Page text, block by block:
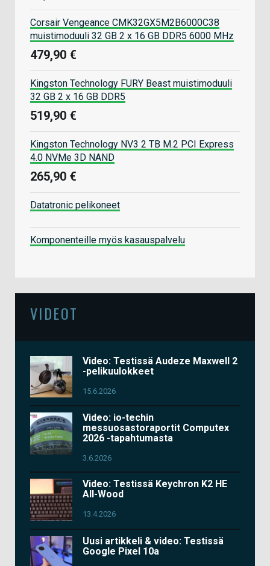
Corsair Vengeance CMK32GX5M2B6000C38
muistimoduuli 32 GB 2 x 16 GB DDR5 6000 MHz
479,90 €
Kingston Technology FURY Beast muistimoduuli
32 GB 2 x 16 GB DDR5
519,90 €
Kingston Technology NV3 2 TB M.2 PCI Express
4.0 NVMe 3D NAND
265,90 €
Datatronic pelikoneet
Komponenteille myös kasauspalvelu
VIDEOT
Video: Testissä Audeze Maxwell 2
-pelikuulokkeet
15.6.2026
Video: io-techin
messuosastoraportit Computex
2026 -tapahtumasta
3.6.2026
Video: Testissä Keychron K2 HE
All-Wood
13.4.2026
Uusi artikkeli & video: Testissä
Google Pixel 10a